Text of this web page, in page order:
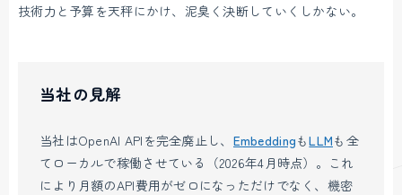
技術力と予算を天秤にかけ、泥臭く決断していくしかない。
当社の見解
当社はOpenAI APIを完全廃止し、 EmbeddingもLLMも全
てローカルで稼働させている（2026年4月時点）。これ
により月額のAPI費用がゼロになっただけでなく、機密